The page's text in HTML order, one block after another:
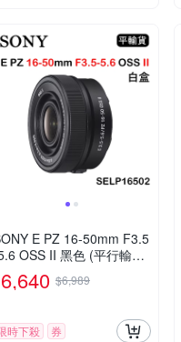
E PZ 16-50mm F3.5
OSS II 黑色 (平行輸入)
SELP16502 白盒
6,640 $6,989
時下殺 券